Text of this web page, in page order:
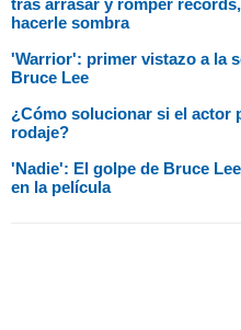
hacerle sombra
'Warrior': primer vistazo a la
Bruce Lee
¿Cómo solucionar si el actor
rodaje?
'Nadie': El golpe de Bruce
en la película